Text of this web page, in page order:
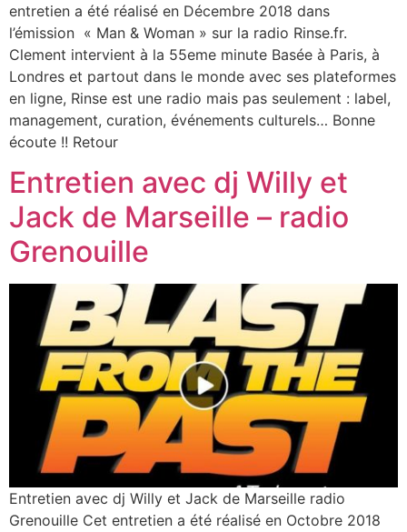
entretien a été réalisé en Décembre 2018 dans
l’émission « Man & Woman » sur la radio Rinse.fr.
Clement intervient à la 55eme minute Basée à Paris, à
Londres et partout dans le monde avec ses plateformes
en ligne, Rinse est une radio mais pas seulement : label,
management, curation, événements culturels… Bonne
écoute !! Retour
Entretien avec dj Willy et
Jack de Marseille – radio
Grenouille
Entretien avec dj Willy et Jack de Marseille radio
Grenouille Cet entretien a été réalisé en Octobre 2018